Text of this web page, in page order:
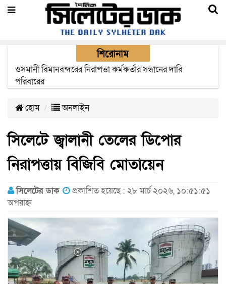
শিরোনাম
এক মাসের মধ্যে সিলেট-জাফলং রেললাইন নির্মাণ প্রকল্পের কাজ
দৃশ্যমান হবে- শ্রম মন্ত্রী
হোম অনলাইন
সিলেটে জ্বালানী তেলের ডিপোর
নিরাপত্তায় বিজিবি মোতায়েন
সিলেটের ডাক
প্রকাশিত হয়েছে : ২৮ মার্চ ২০২৬, ১০:৫১:৫১
অপরাহ্ন